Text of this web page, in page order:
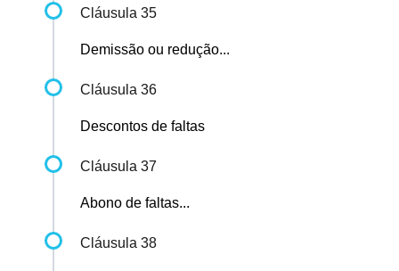
Cláusula 35
Demissão ou redução...
Cláusula 36
Descontos de faltas
Cláusula 37
Abono de faltas...
Cláusula 38